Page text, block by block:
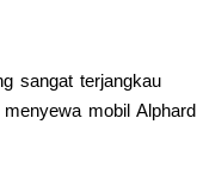
sangat terjangkau
mobil Alphard